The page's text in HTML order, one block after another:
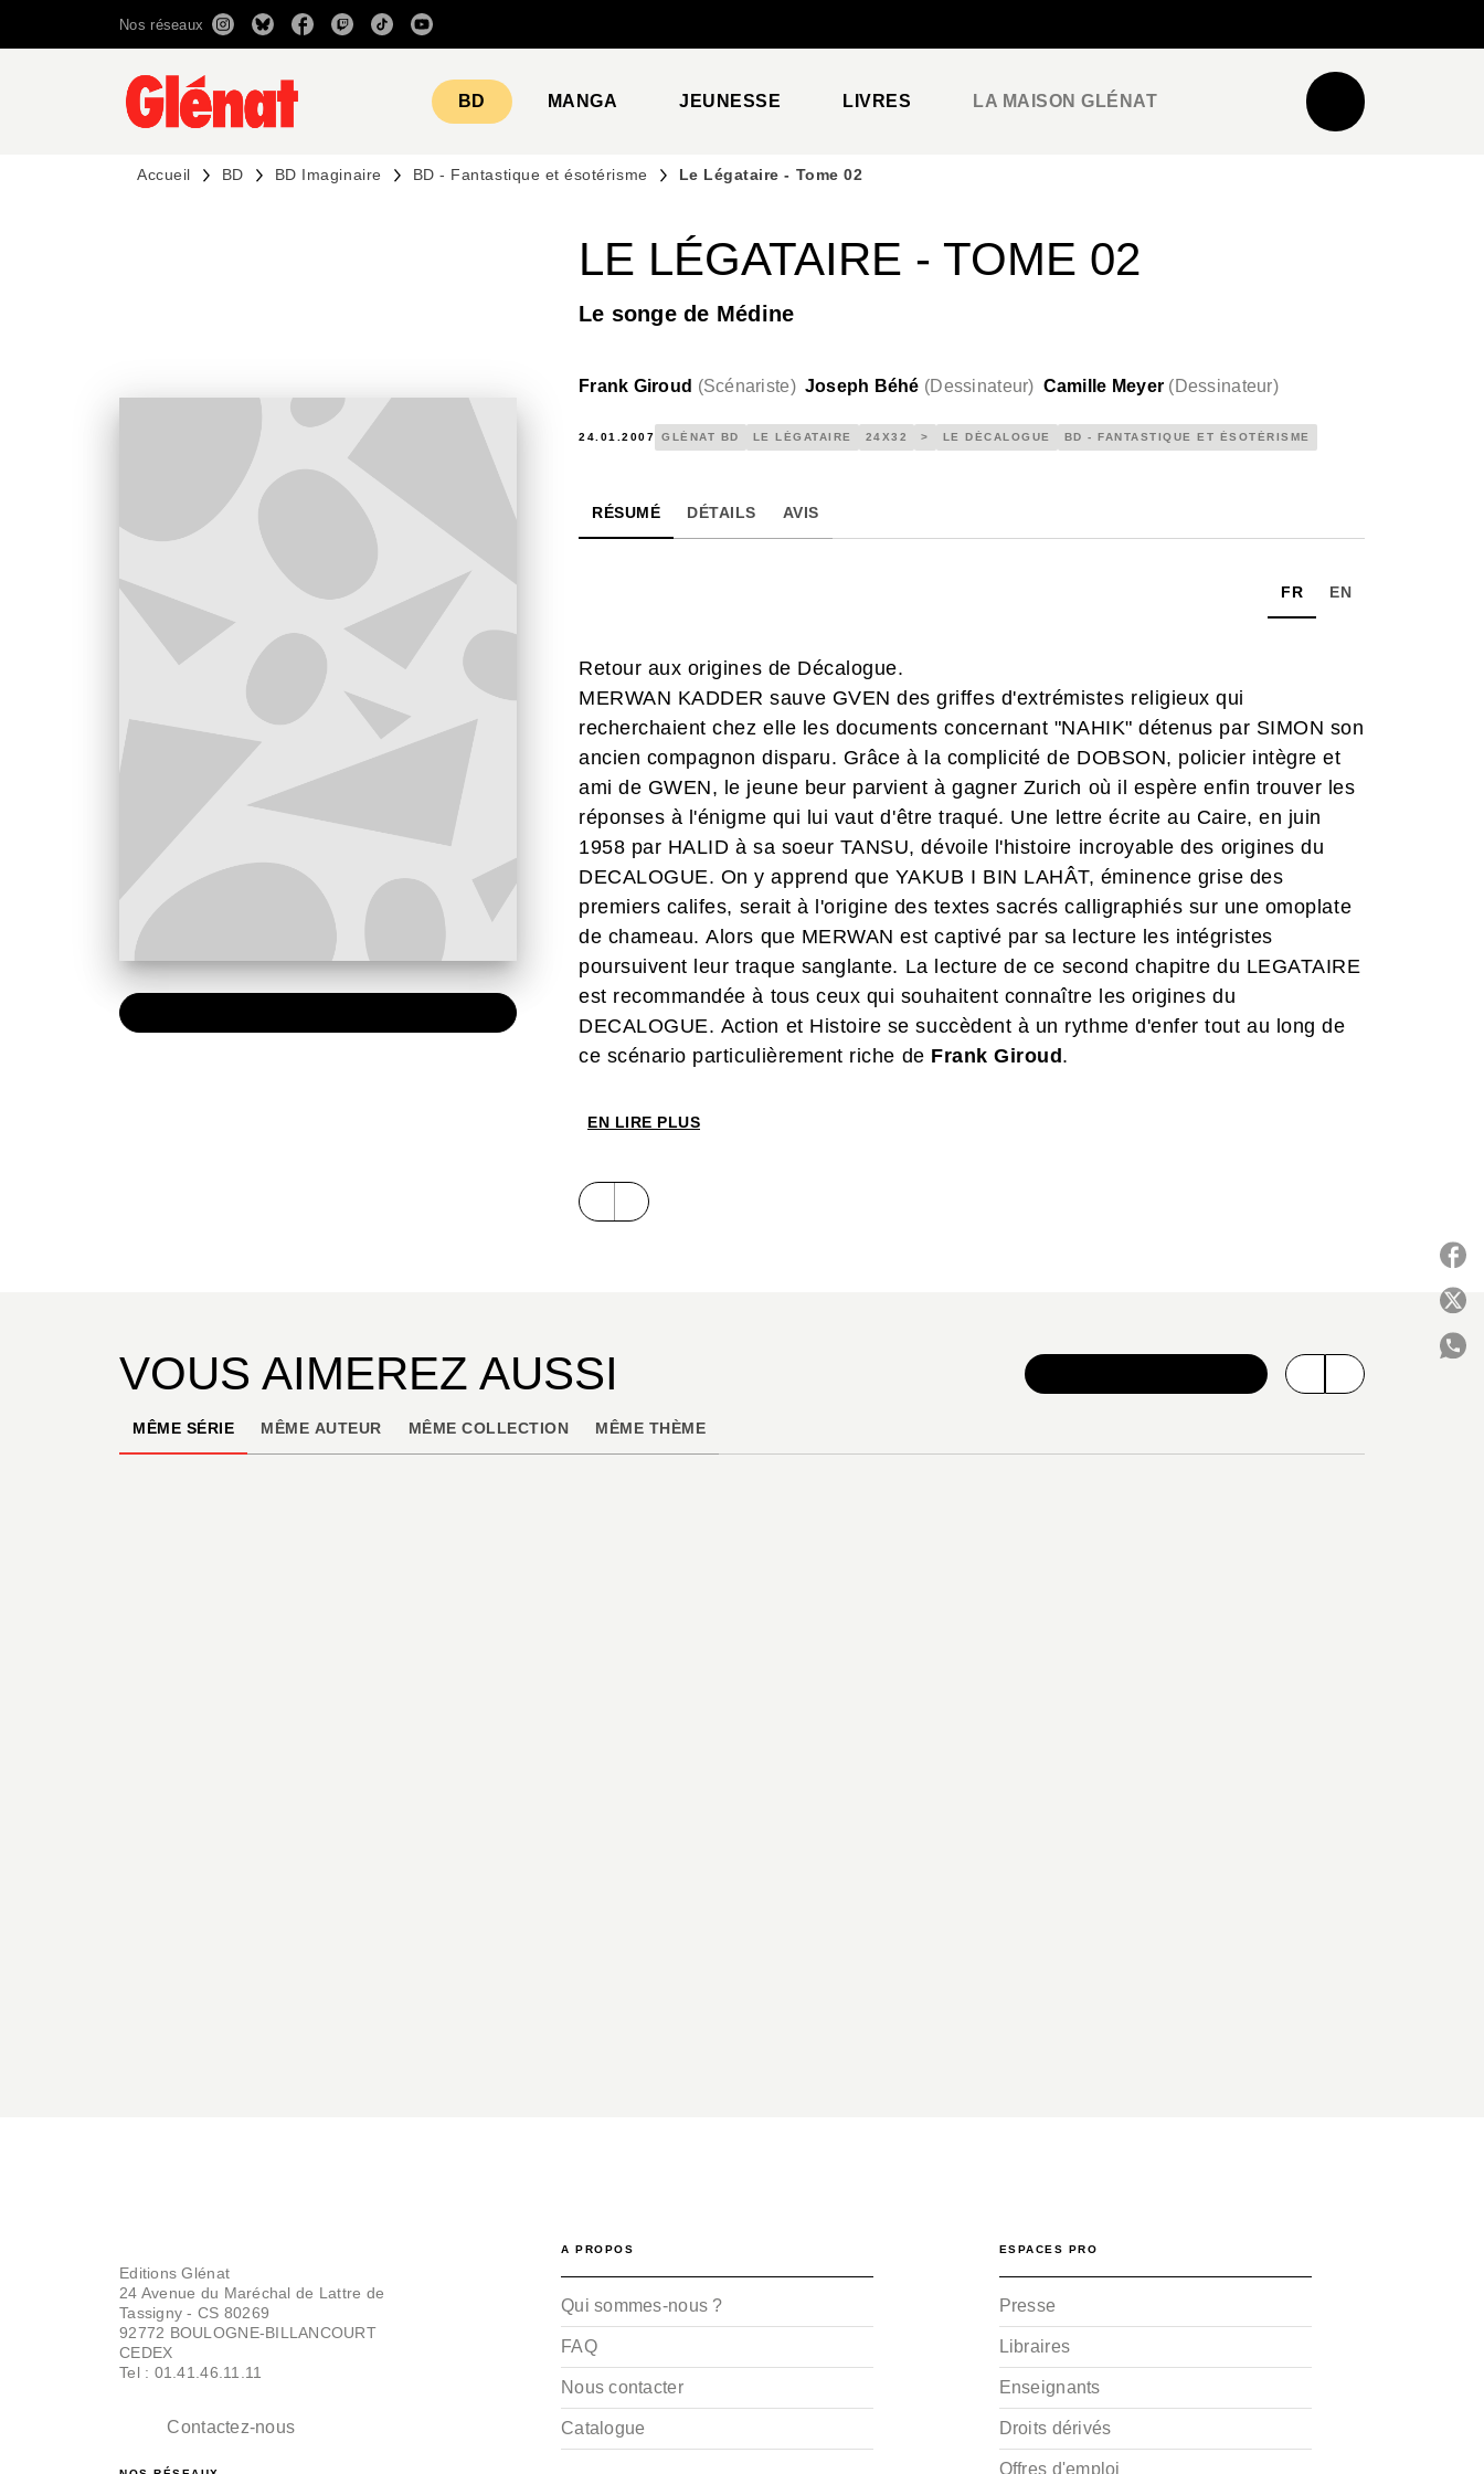
RECHERCHE CONTENU
Nos réseaux
BD MANGA JEUNESSE LIVRES LA MAISON GLÉNAT
Accueil BD BD Imaginaire BD - Fantastique et ésotérisme Le Légataire - Tome 02
LE LÉGATAIRE - TOME 02
Le songe de Médine
Frank Giroud (Scénariste) Joseph Béhé (Dessinateur) Camille Meyer (Dessinateur)
24.01.2007 GLÉNAT BD LE LÉGATAIRE 24X32 > LE DÉCALOGUE BD - FANTASTIQUE ET ÉSOTÉRISME
RÉSUMÉ DÉTAILS AVIS
FR EN
Retour aux origines de Décalogue.
MERWAN KADDER sauve GVEN des griffes d'extrémistes religieux qui
recherchaient chez elle les documents concernant "NAHIK" détenus par SIMON son
ancien compagnon disparu. Grâce à la complicité de DOBSON, policier intègre et
ami de GWEN, le jeune beur parvient à gagner Zurich où il espère enfin trouver les
réponses à l'énigme qui lui vaut d'être traqué. Une lettre écrite au Caire, en juin
1958 par HALID à sa soeur TANSU, dévoile l'histoire incroyable des origines du
DECALOGUE. On y apprend que YAKUB I BIN LAHÂT, éminence grise des
premiers califes, serait à l'origine des textes sacrés calligraphiés sur une omoplate
de chameau. Alors que MERWAN est captivé par sa lecture les intégristes
poursuivent leur traque sanglante. La lecture de ce second chapitre du LEGATAIRE
est recommandée à tous ceux qui souhaitent connaître les origines du
DECALOGUE. Action et Histoire se succèdent à un rythme d'enfer tout au long de
ce scénario particulièrement riche de Frank Giroud .
EN LIRE PLUS
VOUS AIMEREZ AUSSI
MÊME SÉRIE MÊME AUTEUR MÊME COLLECTION MÊME THÈME
Camille Meyer
Editions Glénat
24 Avenue du Maréchal de Lattre de
Tassigny - CS 80269
92772 BOULOGNE-BILLANCOURT
CEDEX
Tel : 01.41.46.11.11
Contactez-nous
A PROPOS
Qui sommes-nous ?
FAQ
Nous contacter
Catalogue
ESPACES PRO
Presse
Libraires
Enseignants
Droits dérivés
Offres d'emploi